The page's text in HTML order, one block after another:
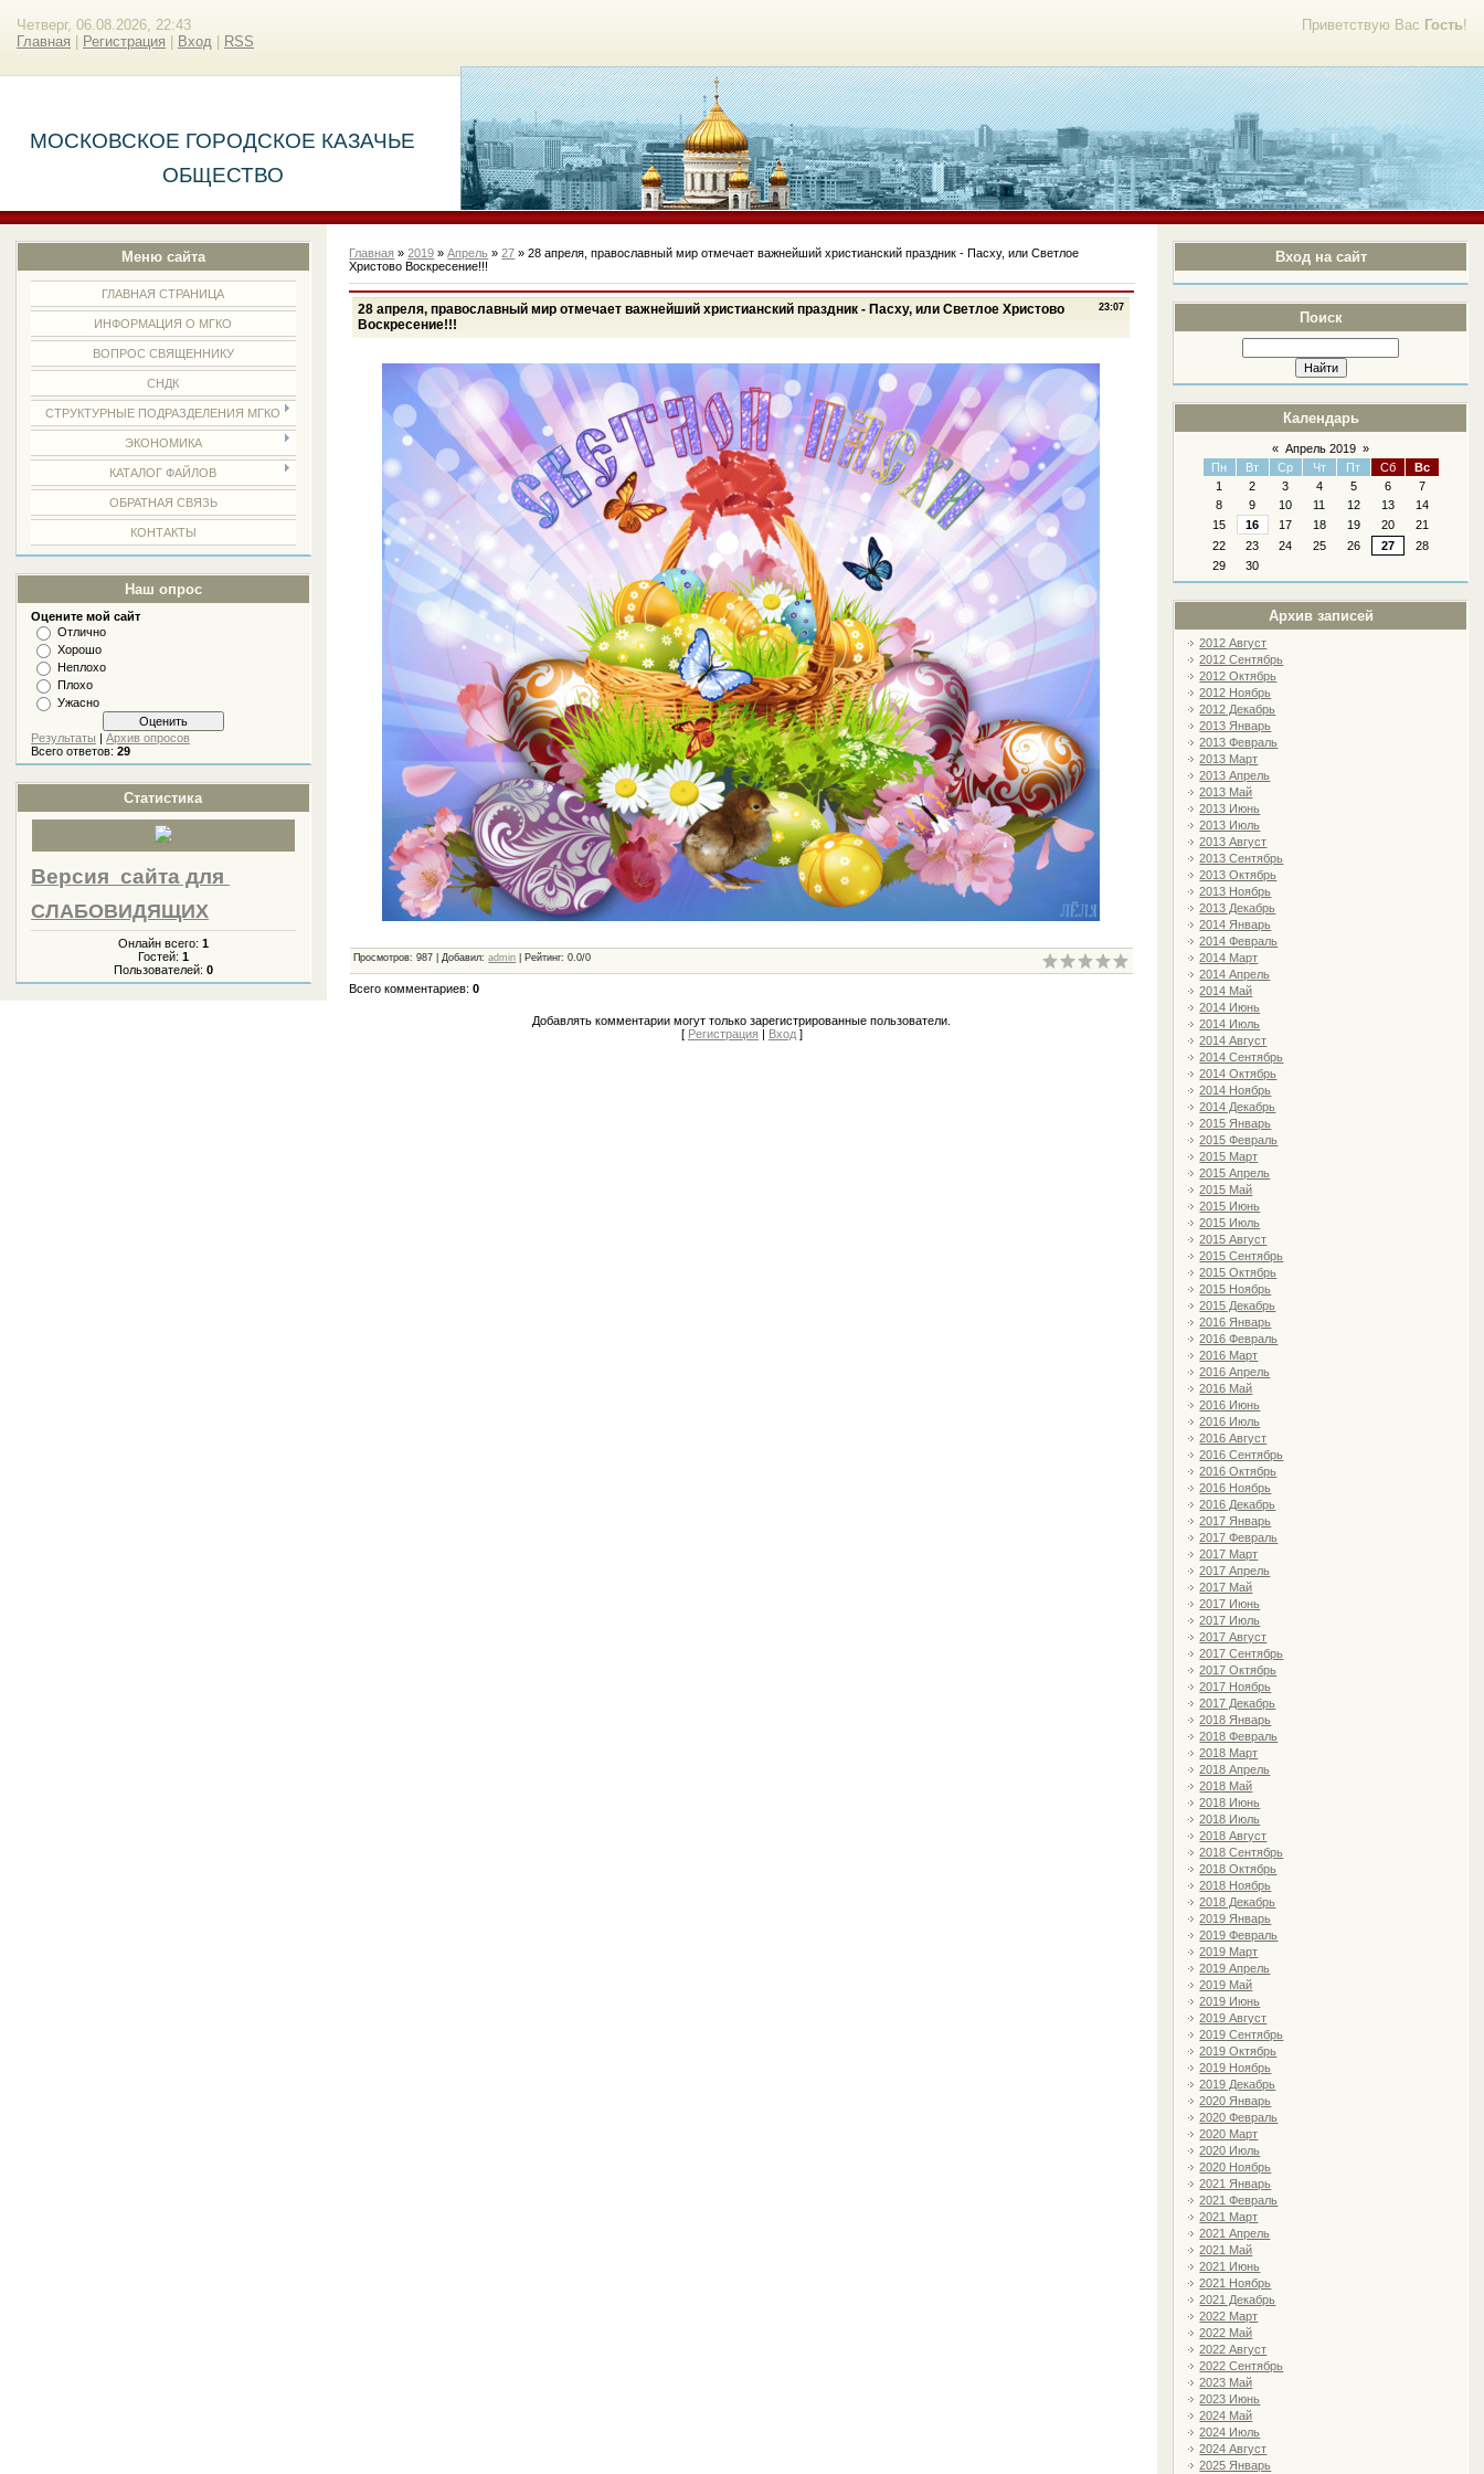
Приветствую Вас Гость!
Четверг, 06.08.2026, 22:43
Главная
Регистрация Вход RSS
МОСКОВСКОЕ ГОРОДСКОЕ КАЗАЧЬЕ
ОБЩЕСТВО
Меню сайта
ГЛАВНАЯ СТРАНИЦА
ИНФОРМАЦИЯ О МГКО
ВОПРОС СВЯЩЕННИКУ
СНДК
СТРУКТУРНЫЕ ПОДРАЗДЕЛЕНИЯ МГКО
ЭКОНОМИКА
КАТАЛОГ ФАЙЛОВ
ОБРАТНАЯ СВЯЗЬ
КОНТАКТЫ
Наш опрос
Оцените мой сайт
Отлично
Хорошо
Неплохо
Плохо
Ужасно
Результаты |Архив опросов
Всего ответов:29
Статистика
Версия сайта для
СЛАБОВИДЯЩИХ
Онлайн всего: 1
Гостей: 1
Пользователей: 0
Вход на сайт
Поиск
Календарь
« Апрель 2019 »
Пн
Вт Ср Чт Пт Сб
Вс
1
2 3 4 5 6
7
8
9 10 11 12 13
14
15
16 17 18 19 20
21
22
23 24 25 26 27
28
29
30
Архив записей
2012 Август
2012 Сентябрь
2012 Октябрь
2012 Ноябрь
2012 Декабрь
2013 Январь
2013 Февраль
2013 Март
2013 Апрель
2013 Май
2013 Июнь
2013 Июль
2013 Август
2013 Сентябрь
2013 Октябрь
2013 Ноябрь
2013 Декабрь
2014 Январь
2014 Февраль
2014 Март
2014 Апрель
2014 Май
2014 Июнь
2014 Июль
2014 Август
2014 Сентябрь
2014 Октябрь
2014 Ноябрь
2014 Декабрь
2015 Январь
2015 Февраль
2015 Март
2015 Апрель
2015 Май
2015 Июнь
2015 Июль
2015 Август
2015 Сентябрь
2015 Октябрь
2015 Ноябрь
2015 Декабрь
2016 Январь
2016 Февраль
2016 Март
2016 Апрель
2016 Май
2016 Июнь
2016 Июль
2016 Август
2016 Сентябрь
2016 Октябрь
2016 Ноябрь
2016 Декабрь
2017 Январь
2017 Февраль
2017 Март
2017 Апрель
2017 Май
2017 Июнь
2017 Июль
2017 Август
2017 Сентябрь
2017 Октябрь
2017 Ноябрь
2017 Декабрь
2018 Январь
2018 Февраль
2018 Март
2018 Апрель
2018 Май
2018 Июнь
2018 Июль
2018 Август
2018 Сентябрь
2018 Октябрь
2018 Ноябрь
2018 Декабрь
2019 Январь
2019 Февраль
2019 Март
2019 Апрель
2019 Май
2019 Июнь
2019 Август
2019 Сентябрь
2019 Октябрь
2019 Ноябрь
2019 Декабрь
2020 Январь
2020 Февраль
2020 Март
2020 Июль
2020 Ноябрь
2021 Январь
2021 Февраль
2021 Март
2021 Апрель
2021 Май
2021 Июнь
2021 Ноябрь
2021 Декабрь
2022 Март
2022 Май
2022 Август
2022 Сентябрь
2023 Май
2023 Июнь
2024 Май
2024 Июль
2024 Август
2025 Январь
Главная »2019 » Апрель » 27 » 28 апреля, православный мир отмечает важнейший христианский праздник - Пасху, или Светлое
Христово Воскресение!!!
23:07
28 апреля, православный мир отмечает важнейший христианский праздник - Пасху, или Светлое Христово
Воскресение!!!
Просмотров: 987 Добавил: admin Рейтинг: 0.0/0
Всего комментариев:0
Добавлять комментарии могут только зарегистрированные пользователи.
[ Регистрация | Вход]